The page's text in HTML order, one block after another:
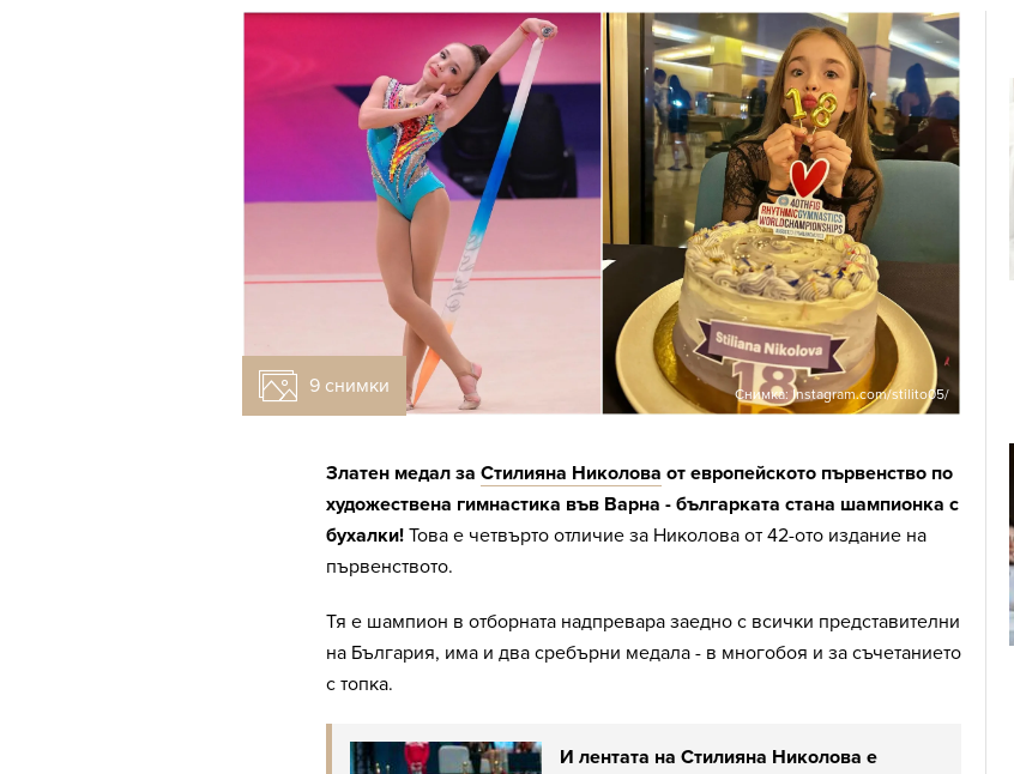
9 снимки Снимка: Instagram.com/stilito05/
Златен медал за Стилияна Николова от европейското първенство по
художествена гимнастика във Варна - българката стана шампионка с
бухалки! Това е четвърто отличие за Николова от 42-ото издание на
първенството.
Тя е шампион в отборната надпревара заедно с всички представителни
на България, има и два сребърни медала - в многобоя и за съчетанието
с топка.
И лентата на Стилияна Николова е